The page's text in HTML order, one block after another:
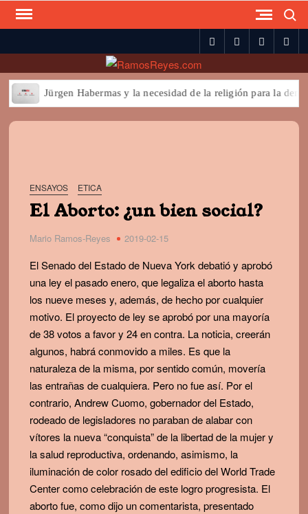
Skip
spotifytwitterfacebook
Jürgen Habermas y la necesidad de la religión para la
ENSAYOS ETICA
El Aborto: ¿un bien social?
Mario Ramos-Reyes 2019-02-15
El Senado del Estado de Nueva York debatió y aprobó
una ley el pasado enero, que legaliza el aborto hasta
los nueve meses y, además, de hecho por cualquier
motivo. El proyecto de ley se aprobó por una mayoría
de 38 votos a favor y 24 en contra. La noticia, creerán
algunos, habrá conmovido a miles. Es que la
naturaleza de la misma, por sentido común, movería
las entrañas de cualquiera. Pero no fue así. Por el
contrario, Andrew Cuomo, gobernador del Estado,
rodeado de legisladores no paraban de alabar con
vítores la nueva “conquista” de la libertad de la mujer y
la salud reproductiva, ordenando, asimismo, la
iluminación de color rosado del edificio del World Trade
Center como celebración de este logro progresista. El
aborto fue, como dijo un comentarista, presentado